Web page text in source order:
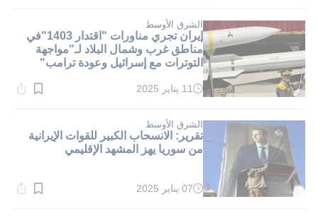
دقيقة.
الشرق الأوسط
إيران تجري مناورات "اقتدار 1403"في
مناطق غرب وشمال البلاد لـ"مواجهة
التوترات مع إسرائيل وعودة ترامب"
وقت
دقيقة.
11 يناير 2025
الشرق الأوسط
تقرير: الانسحاب الكبير للقوات الإيرانية
من سوريا يهز المشهد الإقليمي
وقت
07 يناير 2025